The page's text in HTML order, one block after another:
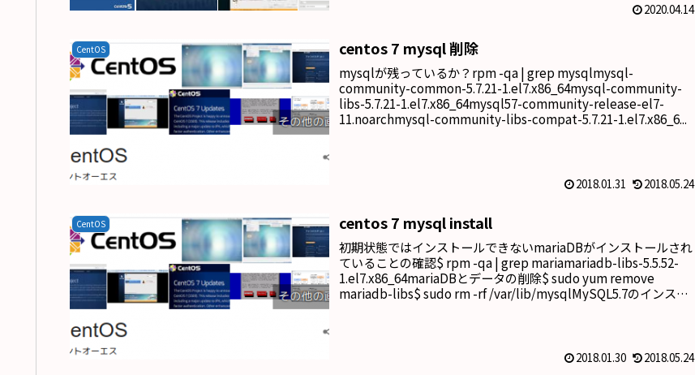
2020.04.14
CentOS centos 7 mysql 削除
mysqlが残っているか？rpm -qa | grep mysqlmysql-
community-common-5.7.21-1.el7.x86_64mysql-community-
libs-5.7.21-1.el7.x86_64mysql57-community-release-el7-
11.noarchmysql-community-libs-compat-5.7.21-1.el7.x86_6...
2018.01.31 2018.05.24
CentOS centos 7 mysql install
初期状態ではインストールできないmariaDBがインストールされ
ていることの確認$ rpm -qa | grep mariamariadb-libs-5.5.52-
1.el7.x86_64mariaDBとデータの削除$ sudo yum remove
mariadb-libs$ sudo rm -rf /var/lib/mysqlMySQL5.7のインスト
2018.01.30 2018.05.24